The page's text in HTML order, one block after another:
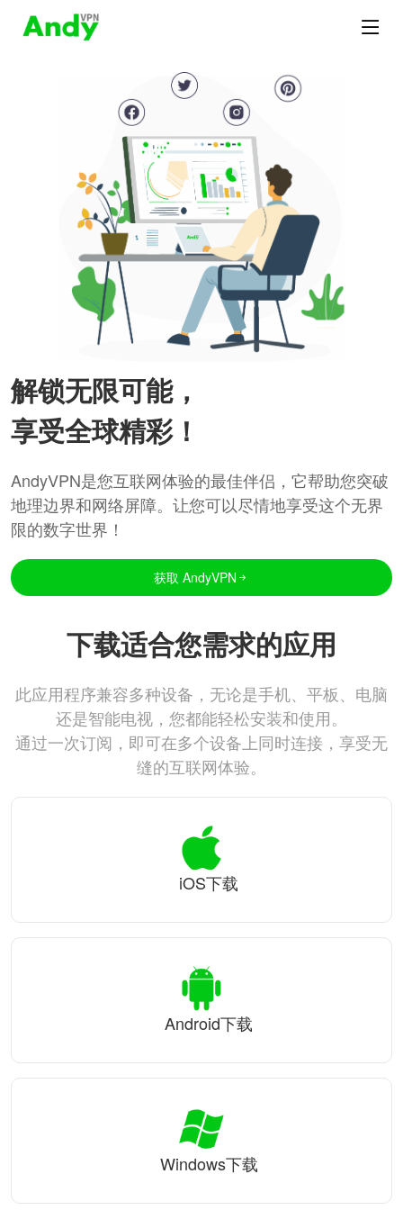
解锁无限可能，
享受全球精彩！
AndyVPN是您互联网体验的最佳伴侣，它帮助您突破
地理边界和网络屏障。让您可以尽情地享受这个无界
限的数字世界！
获取 AndyVPN
下载适合您需求的应用
此应用程序兼容多种设备，无论是手机、平板、电脑
还是智能电视，您都能轻松安装和使用。
通过一次订阅，即可在多个设备上同时连接，享受无
缝的互联网体验。
iOS下载
Android下载
Windows下载